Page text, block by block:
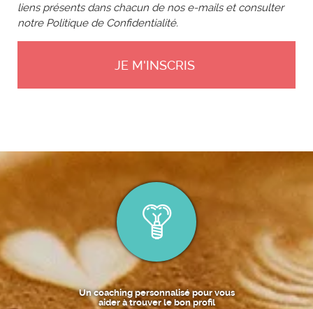
liens présents dans chacun de nos e-mails et consulter
notre Politique de Confidentialité.
Un coaching personnalisé pour vous
aider à trouver le bon profil